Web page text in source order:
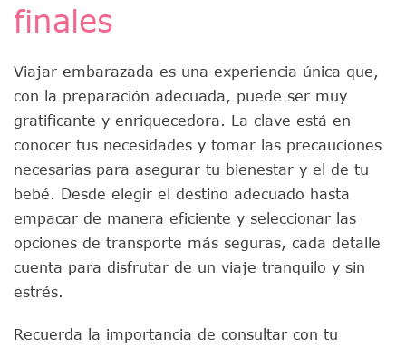
finales
Viajar embarazada es una experiencia única que,
con la preparación adecuada, puede ser muy
gratificante y enriquecedora. La clave está en
conocer tus necesidades y tomar las precauciones
necesarias para asegurar tu bienestar y el de tu
bebé. Desde elegir el destino adecuado hasta
empacar de manera eficiente y seleccionar las
opciones de transporte más seguras, cada detalle
cuenta para disfrutar de un viaje tranquilo y sin
estrés.
Recuerda la importancia de consultar con tu